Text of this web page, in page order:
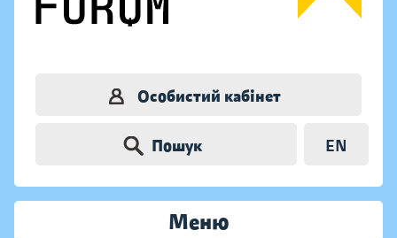
Особистий кабінет
Пошук EN
Меню